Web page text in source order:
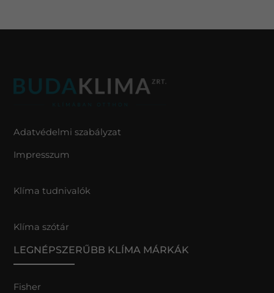
Adatvédelmi szabályzat
Impresszum
Klíma tudnivalók
Klíma szótár
LEGNÉPSZERŰBB KLÍMA MÁRKÁK
Fisher